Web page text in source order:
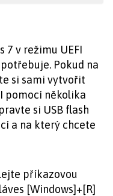
7 v režimu UEFI
Pokud na
si sami vytvořit
pomocí několika
si USB flash
a na který chcete
příkazovou
[Windows]+[R]